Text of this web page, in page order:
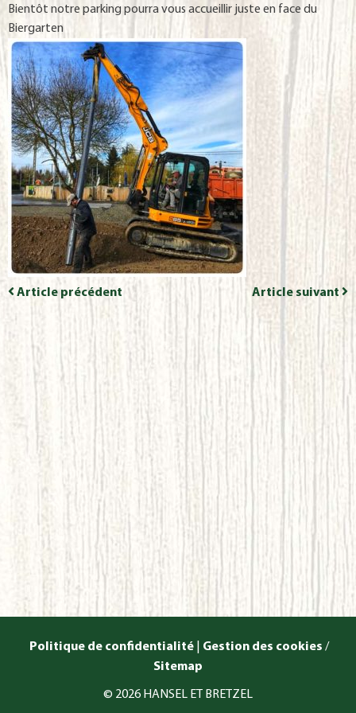
Bientôt notre parking pourra vous accueillir juste en face du
Biergarten
Article précédent Article suivant
Politique de confidentialité Gestion des cookies /
Sitemap
© 2026 HANSEL ET BRETZEL